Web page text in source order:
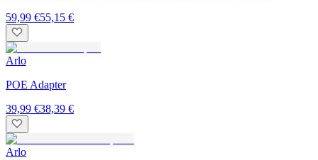
59,99 €55,15 €
Arlo
POE Adapter
39,99 €38,39 €
Arlo